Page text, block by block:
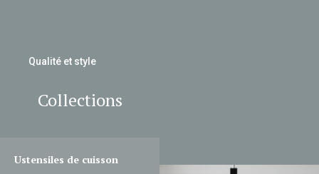
Qualité et style
Collections
Ustensiles de cuisson